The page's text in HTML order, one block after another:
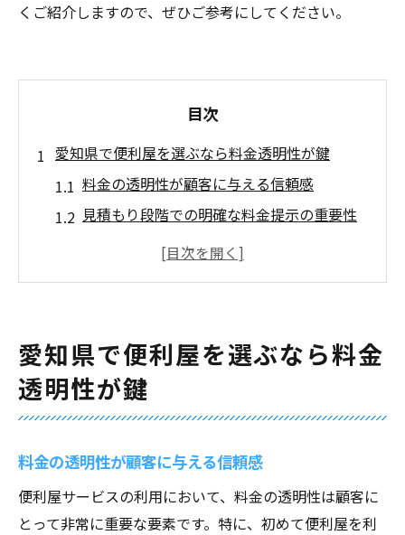
くご紹介しますので、ぜひご参考にしてください。
目次
愛知県で便利屋を選ぶなら料金透明性が鍵
料金の透明性が顧客に与える信頼感
見積もり段階での明確な料金提示の重要性
愛知県内の便利屋比較：透明性が決め手
愛知県の便利屋市場における透明性の意義
たすけっとの料金体系が示す信頼の理由
料金設定の公正さがもたらす安心感
見積もりから最終料金までの一貫性
予算に応じた最適なプランの提案
他社と比較した際の明確な利点
愛知県で便利屋を選ぶなら料金
透明性が鍵
料金の透明性が顧客に与える信頼感
便利屋サービスの利用において、料金の透明性は顧客に
とって非常に重要な要素です。特に、初めて便利屋を利